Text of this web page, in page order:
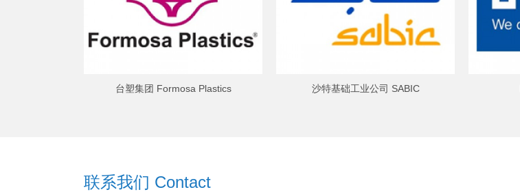
台塑集团 Formosa Plastics 沙特基础工业公司 SABIC
联系我们 Contact